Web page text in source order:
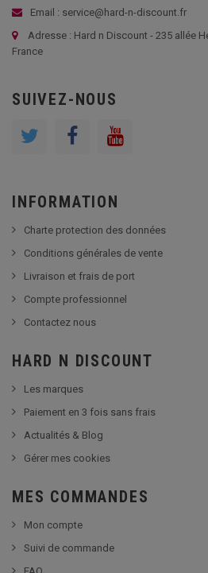
Email : service@hard-n-discount.fr
Adresse : Hard n Discount - 235 allée
France
SUIVEZ-NOUS
INFORMATION
Charte protection des données
Conditions générales de vente
Livraison et frais de port
Compte professionnel
Contactez nous
HARD N DISCOUNT
Les marques
Paiement en 3 fois sans frais
Actualités & Blog
Gérer mes cookies
MES COMMANDES
Mon compte
Suivi de commande